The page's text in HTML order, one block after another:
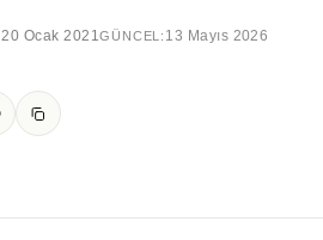
20 Ocak 2021GÜNCEL: 13 Mayıs 2026